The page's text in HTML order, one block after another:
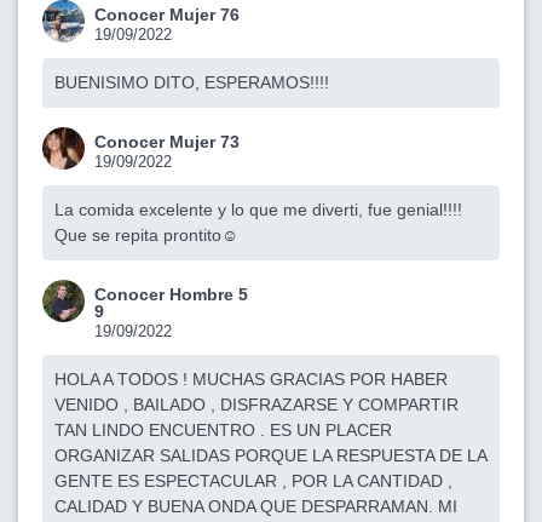
Conocer Mujer 76
19/09/2022
BUENISIMO DITO, ESPERAMOS!!!!
Conocer Mujer 73
19/09/2022
La comida excelente y lo que me diverti, fue genial!!!!
Que se repita prontito☺
Conocer Hombre 5
9
19/09/2022
HOLA A TODOS ! MUCHAS GRACIAS POR HABER
VENIDO , BAILADO , DISFRAZARSE Y COMPARTIR
TAN LINDO ENCUENTRO . ES UN PLACER
ORGANIZAR SALIDAS PORQUE LA RESPUESTA DE LA
GENTE ES ESPECTACULAR , POR LA CANTIDAD ,
CALIDAD Y BUENA ONDA QUE DESPARRAMAN. MI